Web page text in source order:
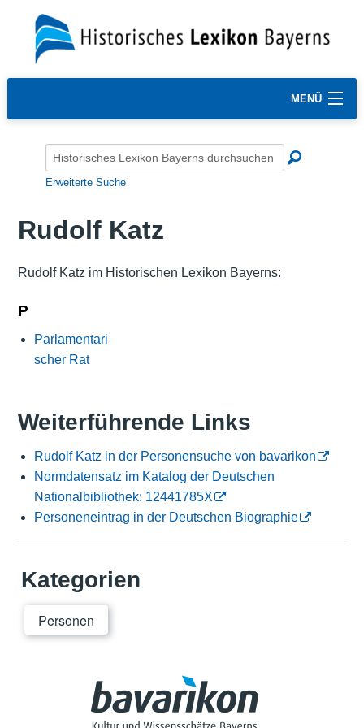
MENÜ
Erweiterte Suche
Rudolf Katz
Rudolf Katz im Historischen Lexikon Bayerns:
P
Parlamentari
scher Rat
Weiterführende Links
Rudolf Katz in der Personensuche von bavarikon
Normdatensatz im Katalog der Deutschen
Nationalbibliothek: 12441785X
Personeneintrag in der Deutschen Biographie
Kategorien
Personen